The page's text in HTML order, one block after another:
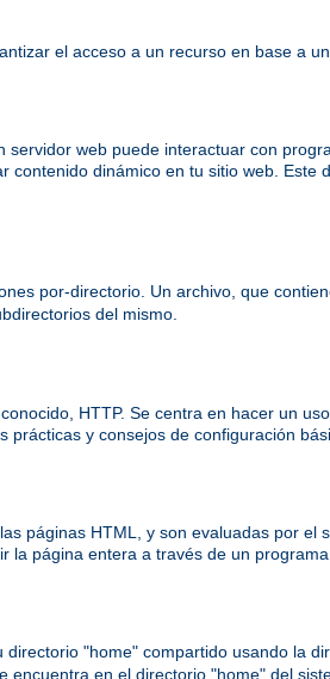
el acceso a un recurso en base a
web puede interactuar con
dinámico en tu sitio web.
por-directorio. Un archivo, que
del mismo.
HTTP. Se centra en hacer un
y consejos de configuración
páginas HTML, y son evaluadas por
página entera a través de un
"home" compartido usando la
encuentra en el directorio "home" del